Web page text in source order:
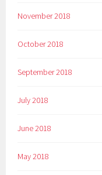
November 2018
October 2018
September 2018
July 2018
June 2018
May 2018